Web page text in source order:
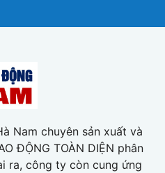
Nam chuyên sản xuất và
ĐỘNG TOÀN DIỆN phân
ra, công ty còn cung ứng